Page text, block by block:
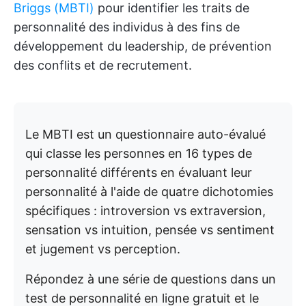
Briggs (MBTI) pour identifier les traits de
personnalité des individus à des fins de
développement du leadership, de prévention
des conflits et de recrutement.
Le MBTI est un questionnaire auto-évalué
qui classe les personnes en 16 types de
personnalité différents en évaluant leur
personnalité à l'aide de quatre dichotomies
spécifiques : introversion vs extraversion,
sensation vs intuition, pensée vs sentiment
et jugement vs perception.
Répondez à une série de questions dans un
test de personnalité en ligne gratuit et le